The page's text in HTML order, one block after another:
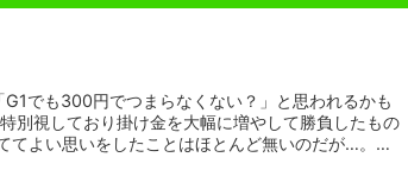
でも300円でつまらなくない？」と思われるかも
別視しており掛け金を大幅に増やして勝負したもの
てよい思いをしたことはほとんど無いのだが…。